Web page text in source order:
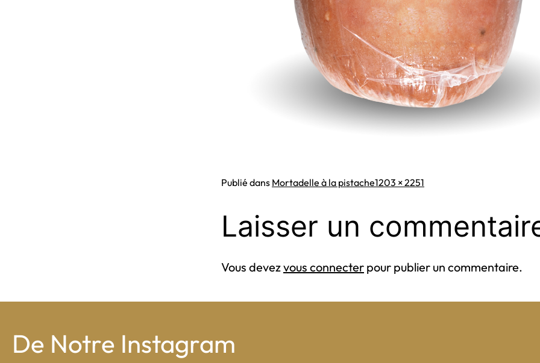
Publié dans Mortadelle à la pistacheTaille
1203 × 2251
Laisser un
Vous devezvous connecter pour publier un commentaire.
De Notre Instagram